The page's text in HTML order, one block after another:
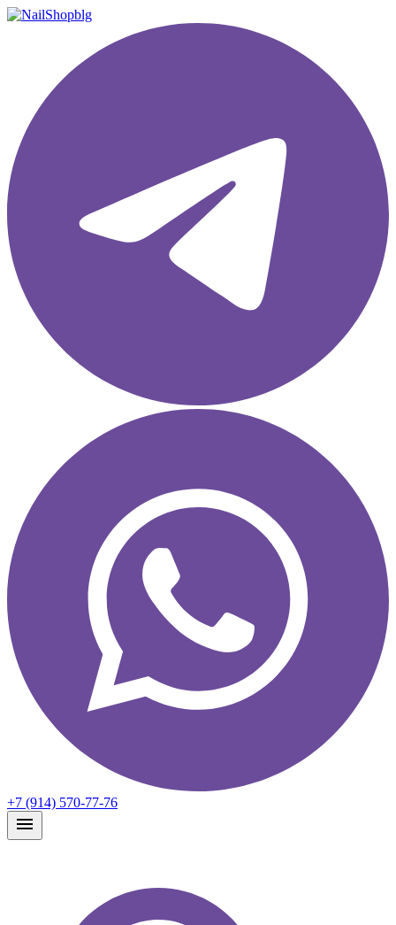
+7 (914) 570-77-76